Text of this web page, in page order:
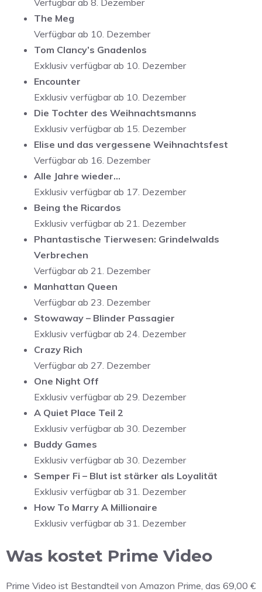
The Meg
Verfügbar ab 10. Dezember
Tom Clancy’s Gnadenlos
Exklusiv verfügbar ab 10. Dezember
Encounter
Exklusiv verfügbar ab 10. Dezember
Die Tochter des Weihnachtsmanns
Exklusiv verfügbar ab 15. Dezember
Elise und das vergessene Weihnachtsfest
Verfügbar ab 16. Dezember
Alle Jahre wieder…
Exklusiv verfügbar ab 17. Dezember
Being the Ricardos
Exklusiv verfügbar ab 21. Dezember
Phantastische Tierwesen: Grindelwalds
Verbrechen
Verfügbar ab 21. Dezember
Manhattan Queen
Verfügbar ab 23. Dezember
Stowaway – Blinder Passagier
Exklusiv verfügbar ab 24. Dezember
Crazy Rich
Verfügbar ab 27. Dezember
One Night Off
Exklusiv verfügbar ab 29. Dezember
A Quiet Place Teil 2
Exklusiv verfügbar ab 30. Dezember
Buddy Games
Exklusiv verfügbar ab 30. Dezember
Semper Fi – Blut ist stärker als Loyalität
Exklusiv verfügbar ab 31. Dezember
How To Marry A Millionaire
Exklusiv verfügbar ab 31. Dezember
Was kostet Prime Video
Prime Video ist Bestandteil von Amazon Prime, das 69,00 €